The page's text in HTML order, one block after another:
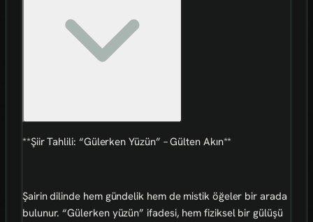
**Şiir Tahlili: “Gülerken Yüzün” – Gülten Akın**
Şairin dilinde hem gündelik hem de mistik öğeler bir arada
bulunur. “Gülerken yüzün” ifadesi, hem fiziksel bir gülüşü